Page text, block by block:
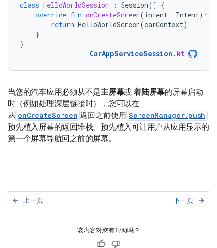
class HelloWorldSession : Session()
{
override fun onCreateScreen(intent : Intent):
return HelloWorldScreen(carContext)
}
}
CarAppServiceSession . kt
当您的汽车应用必须从不是主屏幕或 着陆屏幕的屏幕启动
时（例如处理深层链接时），您可以在
从 onCreateScreen 返回之前使用 ScreenManager.push
预先植入屏幕的返回堆栈。预先植入可让用户从应用显示的
第一个屏幕导航回之前的屏幕。
上一页
arrow_back 下一页 arrow_forward
该内容对您有帮助吗？